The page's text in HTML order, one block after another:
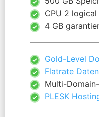
CPU 2
4 GB
Gold-Level
Flatrate
Multi-
PLESK